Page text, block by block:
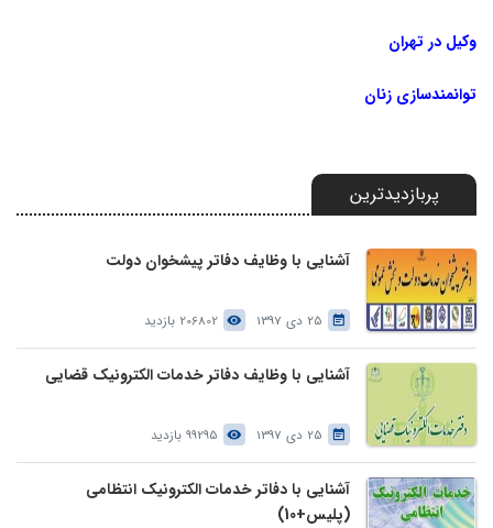
وکیل در تهران
توانمندسازی زنان
پربازدیدترین
آشنایی با وظایف دفاتر پیشخوان دولت
25 دی 1397 206802 بازدید
آشنایی با وظایف دفاتر خدمات الکترونیک قضایی
25 دی 1397 99295 بازدید
آشنایی با دفاتر خدمات الکترونیک انتظامی
(پلیس+10)